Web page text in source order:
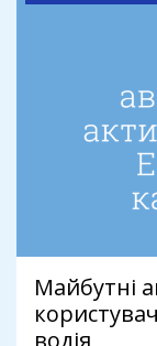
Майбутні
водія